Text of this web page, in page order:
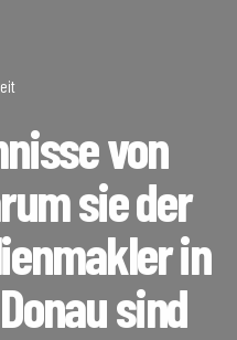
von
sie der
in
sind